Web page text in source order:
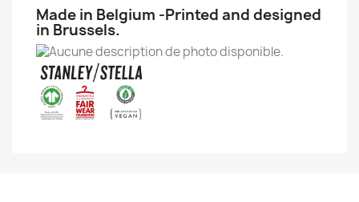
Made in Belgium -Printed and designed
in Brussels.